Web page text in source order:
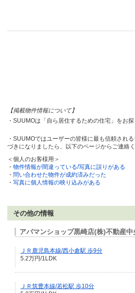
【掲載物件情報について】
・SUUMOは「自ら居住するための住宅」をお
・SUUMOではユーザーの皆様に最も信頼され
づきになりましたら、以下のページからご連絡
＜個人のお客様用＞
・ 物件情報が間違っている/写真に誤りがある
・ 問い合わせた物件が成約済みだった
・ 写真に個人情報の映り込みがある
その他の情報
アパマンショップ黒崎店(株)不動産
ＪＲ鹿児島本線/西小倉駅 歩9分
5.2万円/1LDK
ＪＲ筑豊本線/若松駅 歩10分